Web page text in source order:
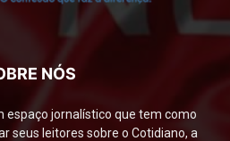
NÓS
espaço jornalístico que tem como
seus leitores sobre o Cotidiano, a